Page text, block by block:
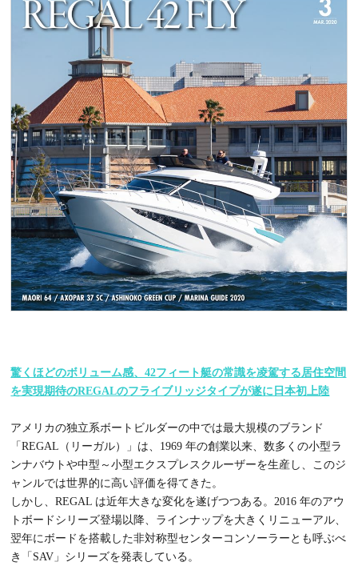
驚くほどのボリューム感、42フィート艇の常識を凌駕する居住空間
を実現期待のREGALのフライブリッジタイプが遂に日本初上陸
アメリカの独立系ボートビルダーの中では最大規模のブランド
「REGAL（リーガル）」は、1969 年の創業以来、数多くの小型ラ
ンナバウトや中型～小型エクスプレスクルーザーを生産し、このジ
ャンルでは世界的に高い評価を得てきた。
しかし、REGAL は近年大きな変化を遂げつつある。2016 年のアウ
トボードシリーズ登場以降、ラインナップを大きくリニューアル、
翌年にボードを搭載した非対称型センターコンソーラーとも呼ぶべ
き「SAV」シリーズを発表している。